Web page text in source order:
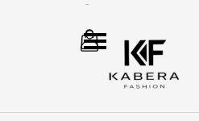
Direkt zum Seiteninhalt
Menü überspringen